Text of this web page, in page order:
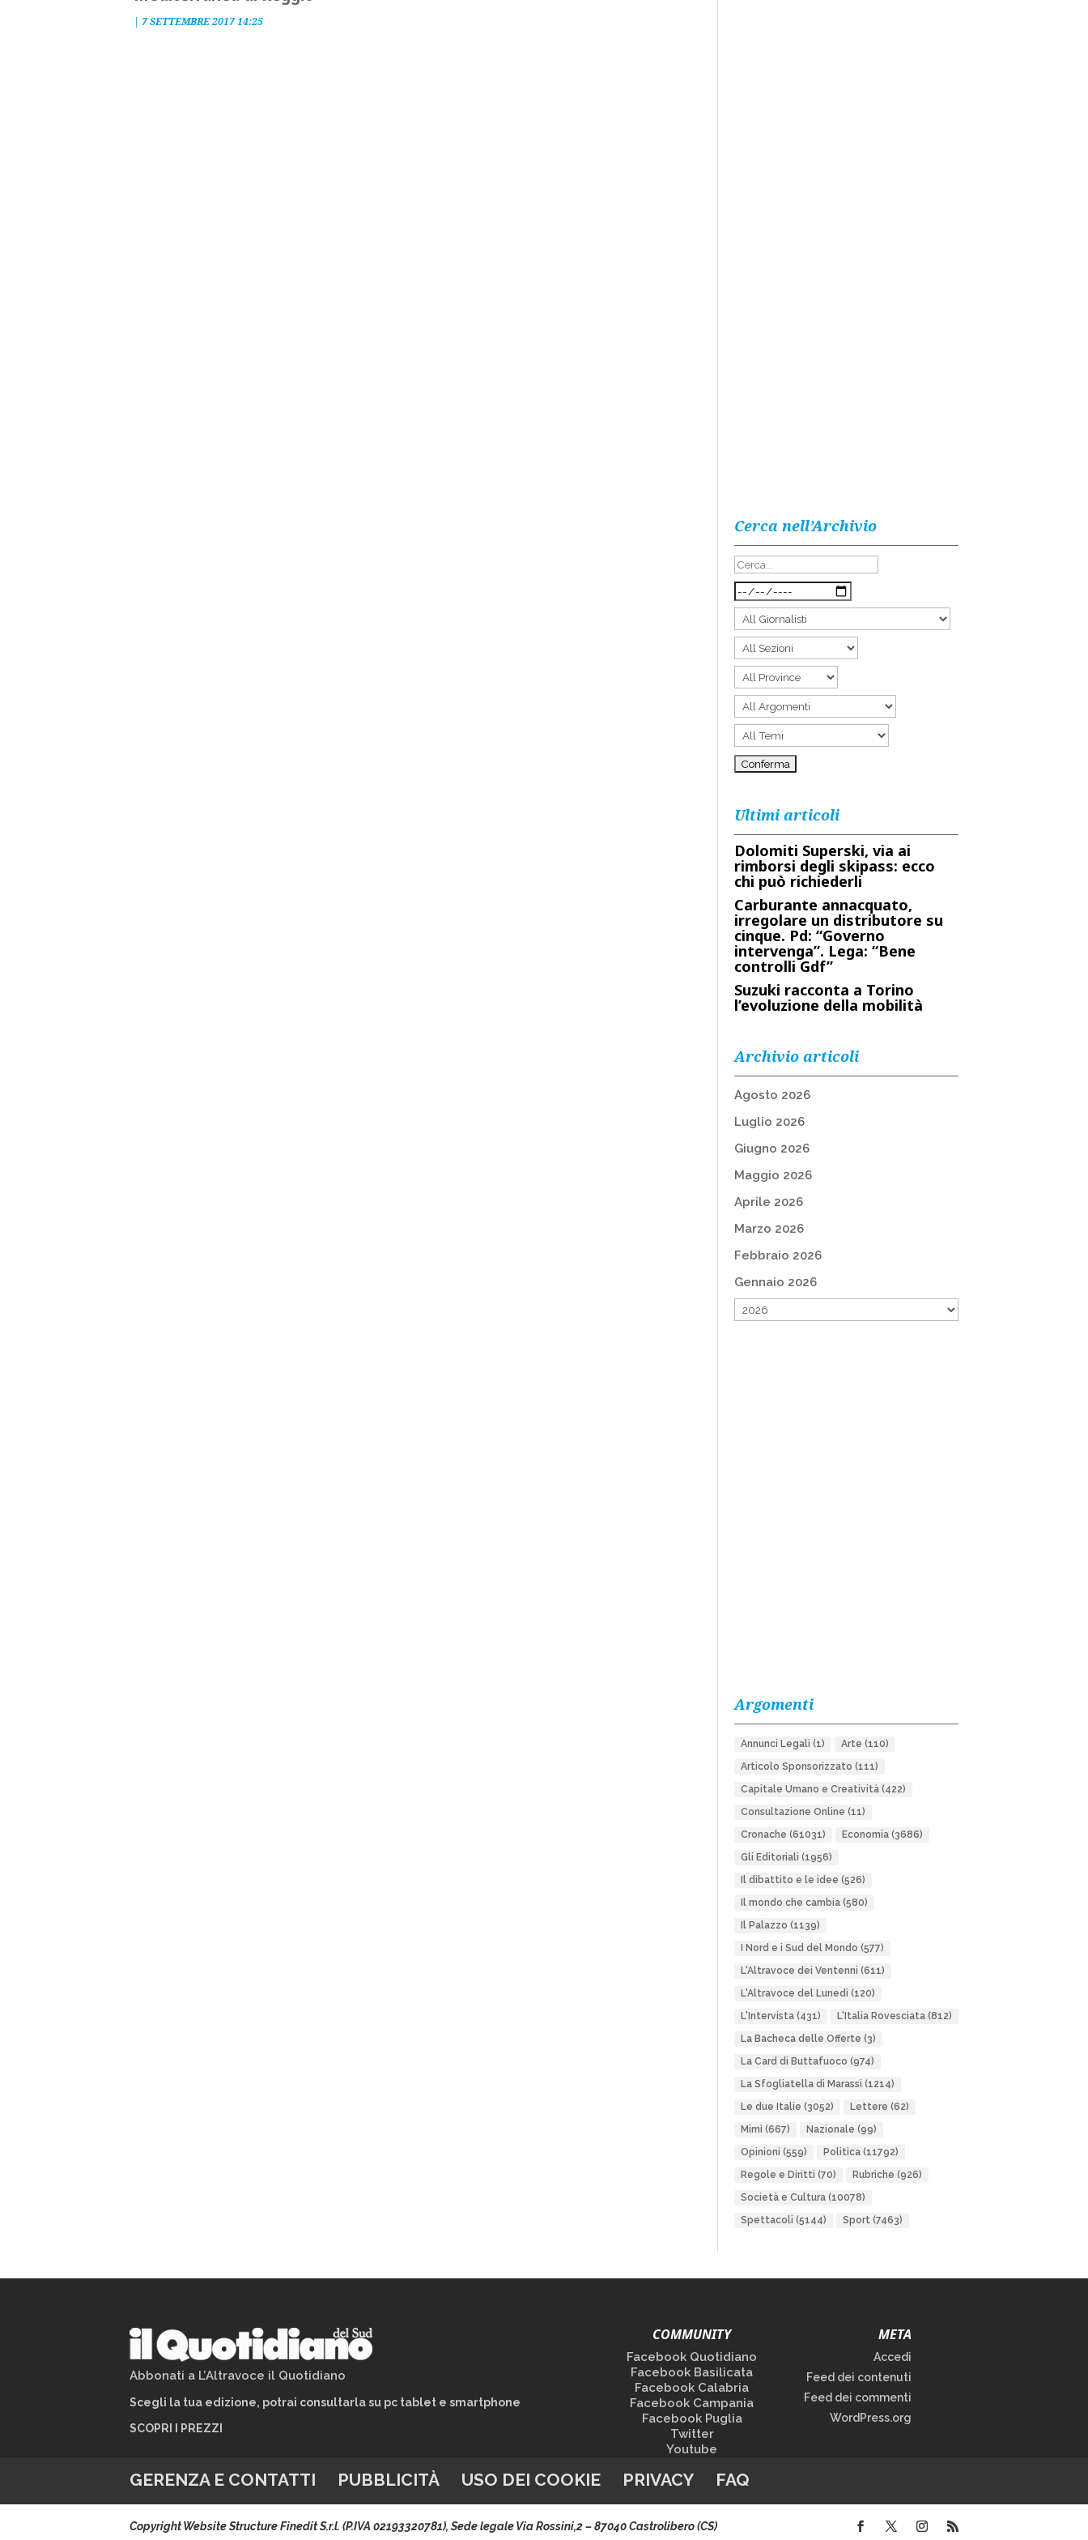
| 7 SETTEMBRE 2017 14:25
Cerca nell’Archivio
Ultimi articoli
Dolomiti Superski, via ai
rimborsi degli skipass: ecco
chi può richiederli
Carburante annacquato,
irregolare un distributore su
cinque. Pd: “Governo
intervenga”. Lega: “Bene
controlli Gdf”
Suzuki racconta a Torino
l’evoluzione della mobilità
Archivio articoli
Agosto 2026
Luglio 2026
Giugno 2026
Maggio 2026
Aprile 2026
Marzo 2026
Febbraio 2026
Gennaio 2026
Argomenti
Annunci Legali (1) Arte (110)
Articolo Sponsorizzato (111)
Capitale Umano e Creatività(422)
Consultazione Online (11)
Cronache (61031) Economia(3686)
Gli Editoriali (1956)
Il dibattito e le idee (526)
Il mondo che cambia(580)
Il Palazzo (1139)
I Nord e i Sud del Mondo (577)
L'Altravoce dei Ventenni (611)
L'Altravoce del Lunedì (120)
L'Intervista(431) L'Italia Rovesciata(812)
La Bacheca delle Offerte (3)
La Card di Buttafuoco (974)
La Sfogliatella di Marassi (1214)
Le due Italie (3052) Lettere (62)
Mimì (667) Nazionale (99)
Opinioni (559) Politica(11792)
Regole e Diritti (70) Rubriche (926)
Società e Cultura(10078)
Spettacoli (5144) Sport(7463)
Abbonati a L’Altravoce il Quotidiano
Scegli la tua edizione, potrai consultarla su pc tablet e smartphone
SCOPRI I PREZZI
COMMUNITY
Facebook Quotidiano
Facebook Basilicata
Facebook Calabria
Facebook Campania
Facebook Puglia
Twitter
Youtube
META
Accedi
Feed dei contenuti
Feed dei commenti
WordPress.org
GERENZA E CONTATTI PUBBLICITÀ USO DEI COOKIE PRIVACY FAQ
Copyright Website Structure Finedit S.r.l. (P.IVA 02193320781), Sede legale Via Rossini,2 – 87040 Castrolibero (CS)